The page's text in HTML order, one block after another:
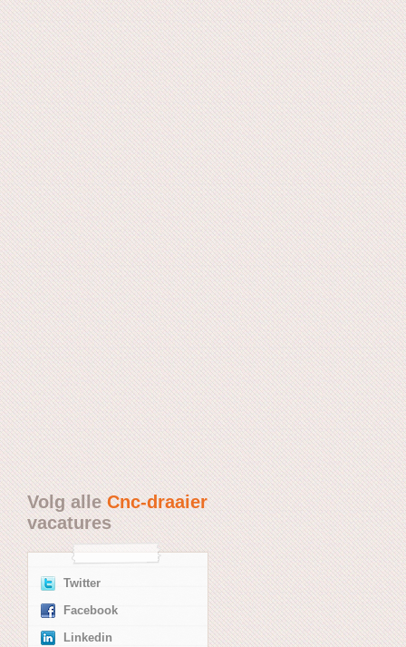
Volg alleCnc-draaier
vacatures
Twitter
Facebook
Linkedin